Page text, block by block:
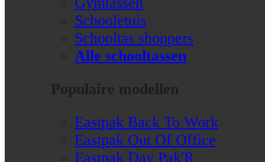
Schooletuis
Schooltas shoppers
Alle schooltassen
Populaire modellen
Eastpak Back To Work
Eastpak Out Of Office
Eastpak Day Pak'R